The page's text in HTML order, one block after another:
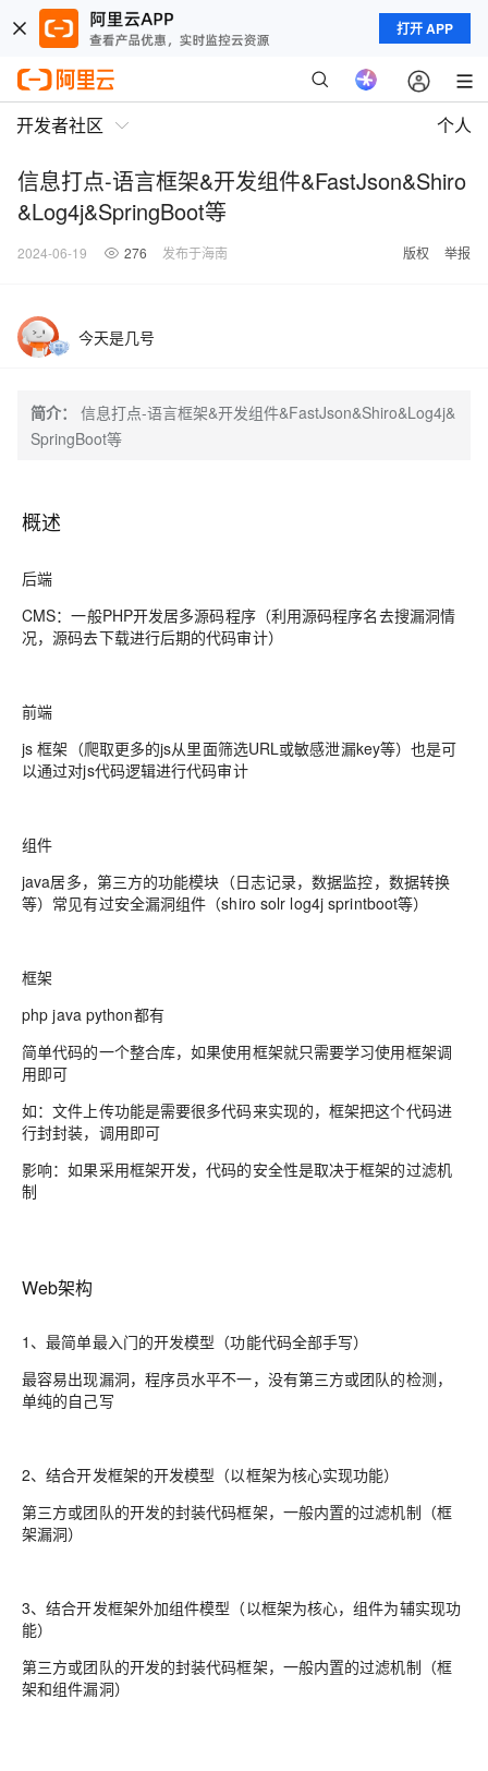
打开 APP
开发者社区 个人
信息打点-语言框架&开发组件&FastJson&Shiro
&Log4j&SpringBoot等
2024-06-19 276 发布于海南 版权 举报
今天是几号
简介：
信息打点-语言框架&开发组件&FastJson&Shiro&Log4j&
SpringBoot等
概述
后端
CMS：一般PHP开发居多源码程序（利用源码程序名去搜漏洞情
况，源码去下载进行后期的代码审计）
前端
js 框架（爬取更多的js从里面筛选URL或敏感泄漏key等）也是可
以通过对js代码逻辑进行代码审计
组件
java居多，第三方的功能模块（日志记录，数据监控，数据转换
等）常见有过安全漏洞组件（shiro solr log4j sprintboot等）
框架
php java python都有
简单代码的一个整合库，如果使用框架就只需要学习使用框架调
用即可
如：文件上传功能是需要很多代码来实现的，框架把这个代码进
行封封装，调用即可
影响：如果采用框架开发，代码的安全性是取决于框架的过滤机
制
Web架构
1、最简单最入门的开发模型（功能代码全部手写）
最容易出现漏洞，程序员水平不一，没有第三方或团队的检测，
单纯的自己写
2、结合开发框架的开发模型（以框架为核心实现功能）
第三方或团队的开发的封装代码框架，一般内置的过滤机制（框
架漏洞）
3、结合开发框架外加组件模型（以框架为核心，组件为辅实现功
能）
第三方或团队的开发的封装代码框架，一般内置的过滤机制（框
架和组件漏洞）